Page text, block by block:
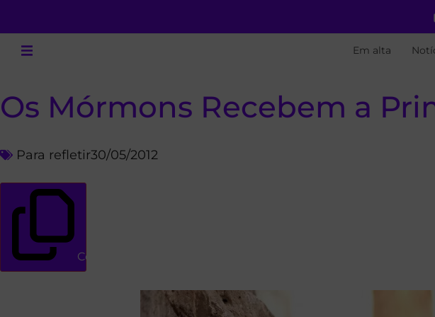
Em alta
Os Mórmons Recebem a
Para refletir30/05/2012
Copiar link